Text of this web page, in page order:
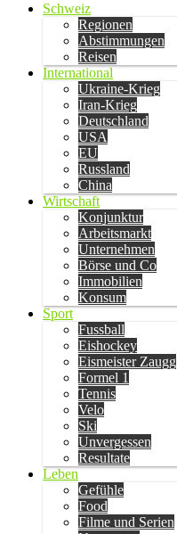
Schweiz
Regionen
Abstimmungen
Reisen
International
Ukraine-Krieg
Iran-Krieg
Deutschland
USA
EU
Russland
China
Wirtschaft
Konjunktur
Arbeitsmarkt
Unternehmen
Börse und Co
Immobilien
Konsum
Sport
Fussball
Eishockey
Eismeister Zaugg
Formel 1
Tennis
Velo
Ski
Unvergessen
Resultate
Leben
Gefühle
Food
Filme und Serien